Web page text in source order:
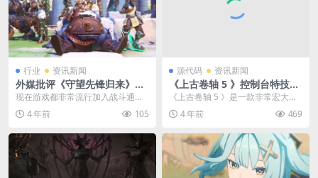
行业 资讯新闻
外媒批评《守望先锋归来》战
令 糟糕的让人想删游戏
现在游戏都非常流行加入战斗通行
证，玩家需要购买付费购买通行
证，随后通过完成游戏任...
4 年前 105
源代码 资讯新闻
《上古卷轴 5 》控制台特技代
码3—轻甲、重甲、格挡
《上古卷轴 5 》是一款非常宏大的
史诗制开放游戏，想必有很多小伙
伴都进游戏体验过...
4 年前 469